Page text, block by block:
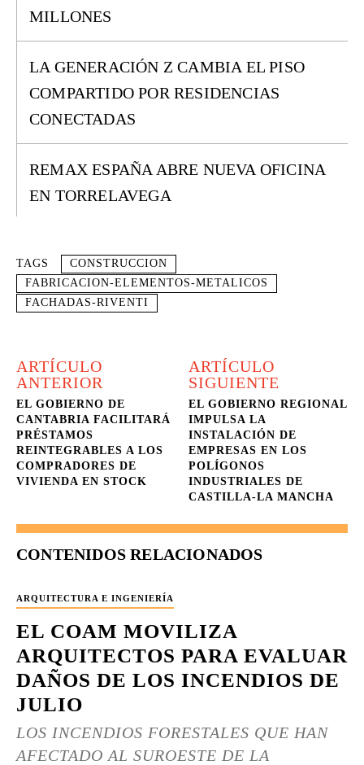
MILLONES
LA GENERACIÓN Z CAMBIA EL PISO
COMPARTIDO POR RESIDENCIAS
CONECTADAS
REMAX ESPAÑA ABRE NUEVA OFICINA
EN TORRELAVEGA
TAGS
CONSTRUCCION
FABRICACION-ELEMENTOS-METALICOS
FACHADAS-RIVENTI
ARTÍCULO
ANTERIOR
EL GOBIERNO DE
CANTABRIA FACILITARÁ
PRÉSTAMOS
REINTEGRABLES A LOS
COMPRADORES DE
VIVIENDA EN STOCK
ARTÍCULO
SIGUIENTE
EL GOBIERNO REGIONAL
IMPULSA LA
INSTALACIÓN DE
EMPRESAS EN LOS
POLÍGONOS
INDUSTRIALES DE
CASTILLA-LA MANCHA
CONTENIDOS RELACIONADOS
ARQUITECTURA E INGENIERÍA
EL COAM MOVILIZA
ARQUITECTOS PARA EVALUAR
DAÑOS DE LOS INCENDIOS DE
JULIO
LOS INCENDIOS FORESTALES QUE HAN
AFECTADO AL SUROESTE DE LA